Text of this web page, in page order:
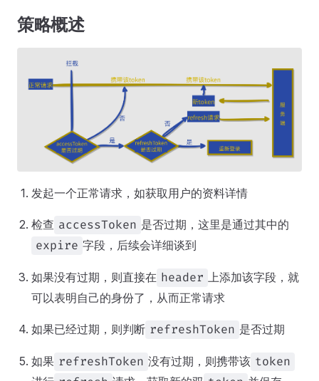
策略概述
发起一个正常请求，如获取用户的资料详情
检查 accessToken 是否过期，这里是通过其中的
expire 字段，后续会详细谈到
如果没有过期，则直接在 header 上添加该字段，就
可以表明自己的身份了，从而正常请求
如果已经过期，则判断 refreshToken 是否过期
如果 refreshToken 没有过期，则携带该 token